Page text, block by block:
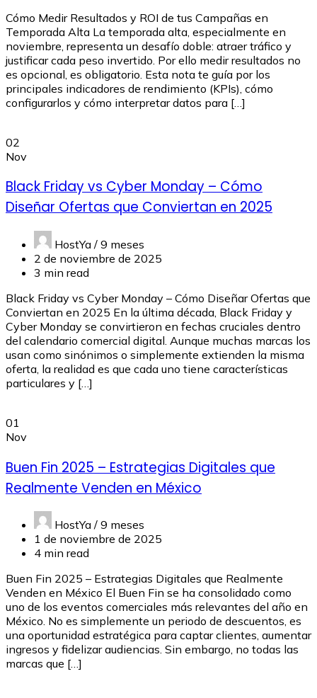
Cómo Medir Resultados y ROI de tus Campañas en
Temporada Alta La temporada alta, especialmente en
noviembre, representa un desafío doble: atraer tráfico y
justificar cada peso invertido. Por ello medir resultados no
es opcional, es obligatorio. Esta nota te guía por los
principales indicadores de rendimiento (KPIs), cómo
configurarlos y cómo interpretar datos para […]
02
Nov
Black Friday vs Cyber Monday – Cómo
Diseñar Ofertas que Conviertan en 2025
HostYa / 9 meses
2 de noviembre de 2025
3 min read
Black Friday vs Cyber Monday – Cómo Diseñar Ofertas que
Conviertan en 2025 En la última década, Black Friday y
Cyber Monday se convirtieron en fechas cruciales dentro
del calendario comercial digital. Aunque muchas marcas los
usan como sinónimos o simplemente extienden la misma
oferta, la realidad es que cada uno tiene características
particulares y […]
01
Nov
Buen Fin 2025 – Estrategias Digitales que
Realmente Venden en México
HostYa / 9 meses
1 de noviembre de 2025
4 min read
Buen Fin 2025 – Estrategias Digitales que Realmente
Venden en México El Buen Fin se ha consolidado como
uno de los eventos comerciales más relevantes del año en
México. No es simplemente un periodo de descuentos, es
una oportunidad estratégica para captar clientes, aumentar
ingresos y fidelizar audiencias. Sin embargo, no todas las
marcas que […]